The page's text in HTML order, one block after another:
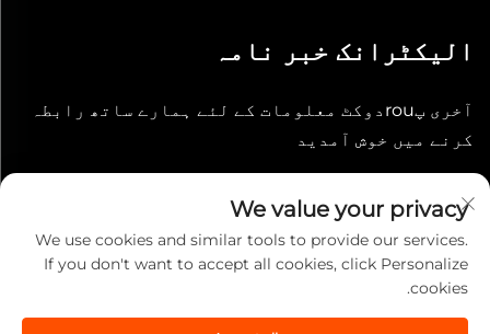
الیکٹرانک خبر نامہ
آخری پrouدوکٹ معلومات کے لئے ہمارے ساتھ رابطہ
کرنے میں خوش آمدید
جمع کریں
We value your privacy
We use cookies and similar tools to provide our services.
If you don't want to accept all cookies, click Personalize
cookies.